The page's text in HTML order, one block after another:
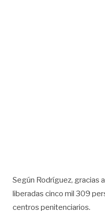
Según Rodríguez, gracias
liberadas cinco mil 309
centros penitenciarios.